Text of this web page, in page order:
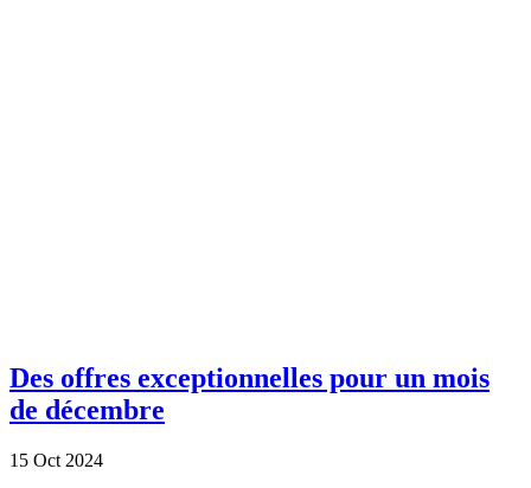
Des offres exceptionnelles pour un mois
de décembre
15 Oct 2024